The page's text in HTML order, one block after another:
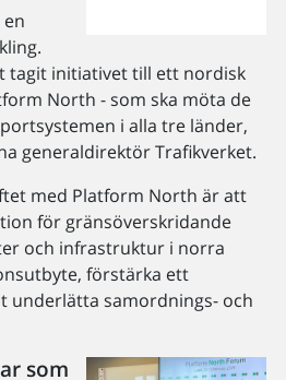
tagit initiativet till ett nordisk
North - som ska möta de
i alla tre länder,
generaldirektör Trafikverket.
med Platform North är att
för gränsöverskridande
och infrastruktur i norra
förstärka ett
underlätta samordnings- och
som